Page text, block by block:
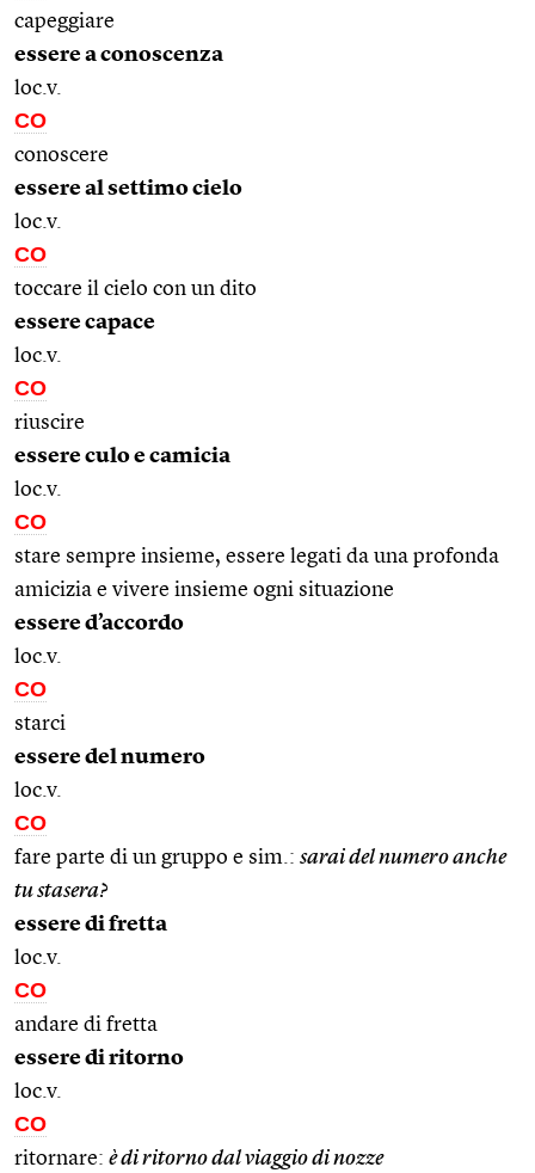
capeggiare
essere a conoscenza
loc.v.
CO
conoscere
essere al settimo cielo
loc.v.
CO
toccare il cielo con un dito
essere capace
loc.v.
CO
riuscire
essere culo e camicia
loc.v.
CO
stare sempre insieme, essere legati da una profonda
amicizia e vivere insieme ogni situazione
essere d’accordo
loc.v.
CO
starci
essere del numero
loc.v.
CO
fare parte di un gruppo e sim.: sarai del numero anche
tu stasera?
essere di fretta
loc.v.
CO
andare di fretta
essere di ritorno
loc.v.
CO
ritornare: è di ritorno dal viaggio di nozze